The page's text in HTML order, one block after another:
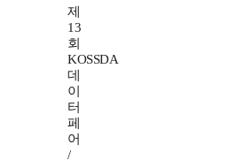
제
13
회
KOSSDA
데
이
터
페
어
/